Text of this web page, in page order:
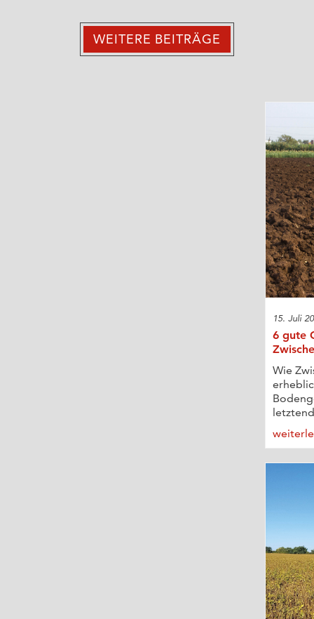
WEITERE BEITRÄGE
15. Juli
6 gute
Wie